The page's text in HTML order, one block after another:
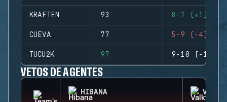
KRAFTEN 93 8-7 (+1)
CUEVA 77 5-9 (-4)
TUCU2K 97 9-10 (-1)
VETOS DE AGENTES
HIBANA